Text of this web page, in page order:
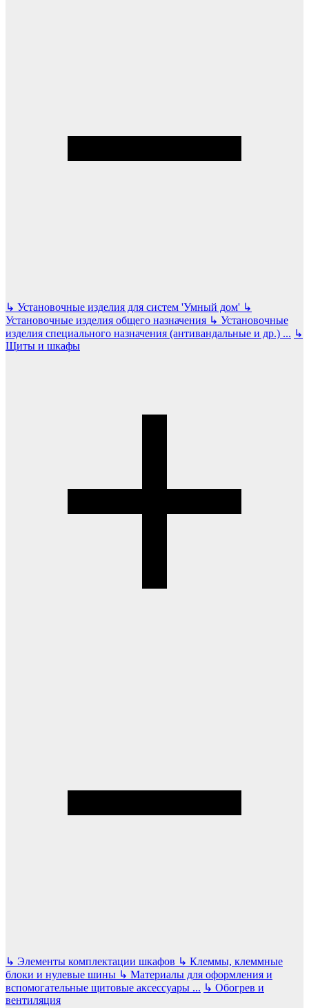
↳ Установочные изделия для систем 'Умный дом' ↳
Установочные изделия общего назначения ↳ Установочные
изделия специального назначения (антивандальные и др.) ... ↳
Щиты и шкафы
↳ Элементы комплектации шкафов ↳ Клеммы, клеммные
блоки и нулевые шины ↳ Материалы для оформления и
вспомогательные щитовые аксессуары ... ↳ Обогрев и
вентиляция